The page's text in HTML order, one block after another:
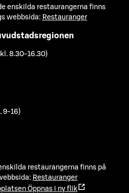
enskilda restaurangerna finns
webbsida: Restauranger
8.30-16.30)
9-16)
restaurangerna finns på
Restauranger
Öppnas i ny flik